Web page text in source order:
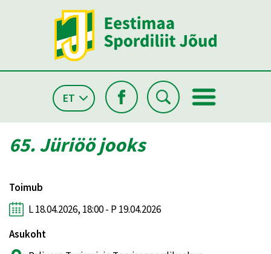
ET
65. Jüriöö jooks
Toimub
L 18.04.2026, 18:00 - P 19.04.2026
Asukoht